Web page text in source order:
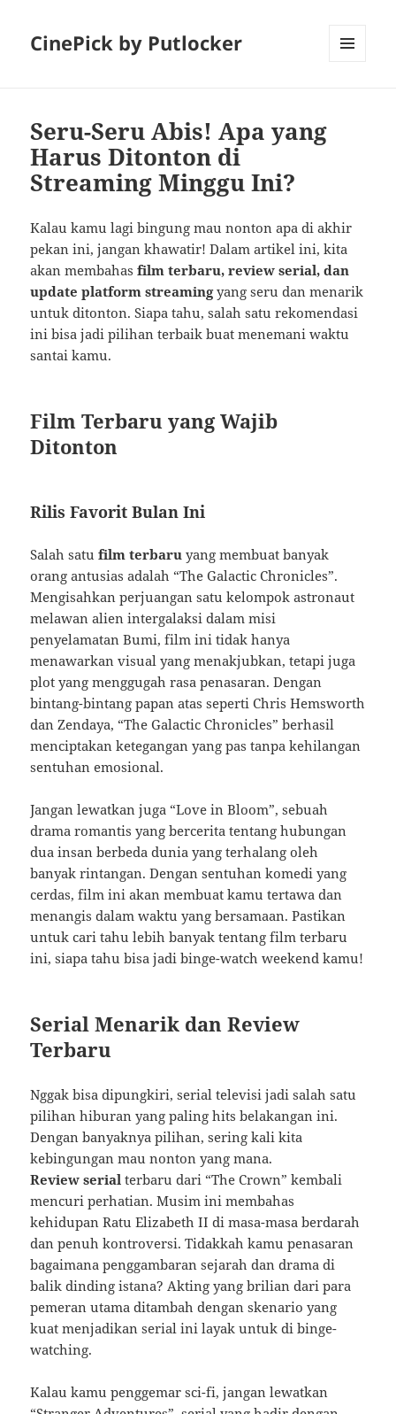
CinePick by Putlocker
Seru-Seru Abis! Apa yang
Harus Ditonton di
Streaming Minggu Ini?
Kalau kamu lagi bingung mau nonton apa di akhir
pekan ini, jangan khawatir! Dalam artikel ini, kita
akan membahasfilm terbaru, review serial, dan
update platform streamingyang seru dan menarik
untuk ditonton. Siapa tahu, salah satu rekomendasi
ini bisa jadi pilihan terbaik buat menemani waktu
santai kamu.
Film Terbaru yang Wajib
Ditonton
Rilis Favorit Bulan Ini
Salah satufilm terbaru yang membuat banyak
orang antusias adalah “The Galactic Chronicles”.
Mengisahkan perjuangan satu kelompok astronaut
melawan alien intergalaksi dalam misi
penyelamatan Bumi, film ini tidak hanya
menawarkan visual yang menakjubkan, tetapi juga
plot yang menggugah rasa penasaran. Dengan
bintang-bintang papan atas seperti Chris Hemsworth
dan Zendaya, “The Galactic Chronicles” berhasil
menciptakan ketegangan yang pas tanpa kehilangan
sentuhan emosional.
Jangan lewatkan juga “Love in Bloom”, sebuah
drama romantis yang bercerita tentang hubungan
dua insan berbeda dunia yang terhalang oleh
banyak rintangan. Dengan sentuhan komedi yang
cerdas, film ini akan membuat kamu tertawa dan
menangis dalam waktu yang bersamaan. Pastikan
untuk cari tahu lebih banyak tentang film terbaru
ini, siapa tahu bisa jadi binge-watch weekend kamu!
Serial Menarik dan Review
Terbaru
Nggak bisa dipungkiri, serial televisi jadi salah satu
pilihan hiburan yang paling hits belakangan ini.
Dengan banyaknya pilihan, sering kali kita
kebingungan mau nonton yang mana.
Review serial terbaru dari “The Crown” kembali
mencuri perhatian. Musim ini membahas
kehidupan Ratu Elizabeth II di masa-masa berdarah
dan penuh kontroversi. Tidakkah kamu penasaran
bagaimana penggambaran sejarah dan drama di
balik dinding istana? Akting yang brilian dari para
pemeran utama ditambah dengan skenario yang
kuat menjadikan serial ini layak untuk di binge-
watching.
Kalau kamu penggemar sci-fi, jangan lewatkan